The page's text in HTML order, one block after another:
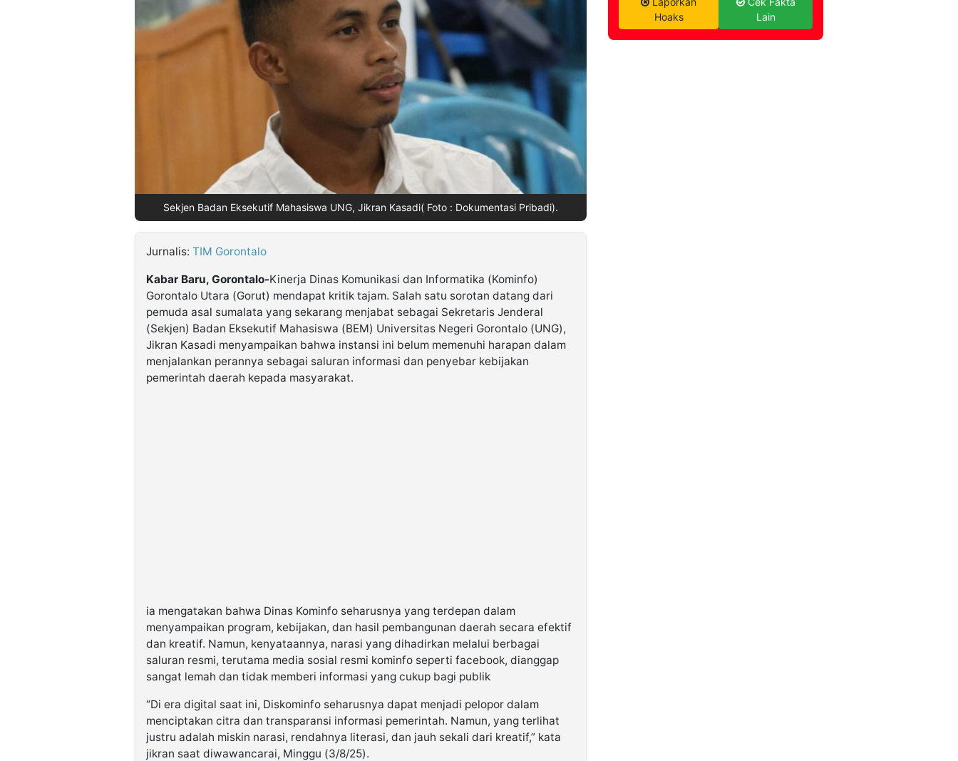
Sekjen Badan Eksekutif Mahasiswa UNG, Jikran Kasadi( Foto : Dokumentasi Pribadi).
Jurnalis: TIM Gorontalo
Kabar Baru, Gorontalo-Kinerja Dinas Komunikasi dan Informatika (Kominfo)
Gorontalo Utara (Gorut) mendapat kritik tajam. Salah satu sorotan datang dari
pemuda asal sumalata yang sekarang menjabat sebagai Sekretaris Jenderal
(Sekjen) Badan Eksekutif Mahasiswa (BEM) Universitas Negeri Gorontalo (UNG),
Jikran Kasadi menyampaikan bahwa instansi ini belum memenuhi harapan dalam
menjalankan perannya sebagai saluran informasi dan penyebar kebijakan
pemerintah daerah kepada masyarakat.
ia mengatakan bahwa Dinas Kominfo seharusnya yang terdepan dalam
menyampaikan program, kebijakan, dan hasil pembangunan daerah secara efektif
dan kreatif. Namun, kenyataannya, narasi yang dihadirkan melalui berbagai
saluran resmi, terutama media sosial resmi kominfo seperti facebook, dianggap
sangat lemah dan tidak memberi informasi yang cukup bagi publik
“Di era digital saat ini, Diskominfo seharusnya dapat menjadi pelopor dalam
menciptakan citra dan transparansi informasi pemerintah. Namun, yang terlihat
justru adalah miskin narasi, rendahnya literasi, dan jauh sekali dari kreatif,” kata
jikran saat diwawancarai, Minggu (3/8/25).
Hoaks
Lain